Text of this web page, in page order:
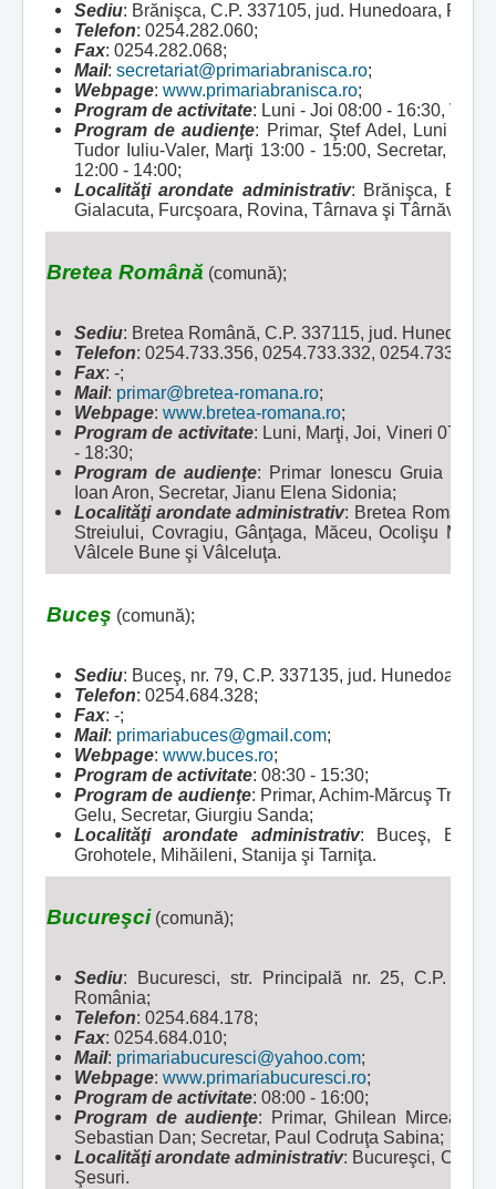
Sediu: Brănişca, C.P. 337105, jud. Hunedoara,
Telefon: 0254.282.060;
Fax: 0254.282.068;
Mail: secretariat@primariabranisca.ro;
Webpage: www.primariabranisca.ro;
Program de activitate: Luni - Joi 08:00 - 16:30,
Program de audienţe: Primar, Ştef Adel, Luni
Tudor Iuliu-Valer, Marţi 13:00 - 15:00, Secretar,
12:00 - 14:00;
Localităţi arondate administrativ: Brănişca, Boz,
Gialacuta, Furcşoara, Rovina, Târnava şi Târnăviţa.
Bretea Română (comună);
Sediu: Bretea Română, C.P. 337115, jud.
Telefon: 0254.733.356, 0254.733.332, 0254.733.352;
Fax: -;
Mail: primar@bretea-romana.ro;
Webpage: www.bretea-romana.ro;
Program de activitate: Luni, Marţi, Joi, Vineri 07:30
- 18:30;
Program de audienţe: Primar Ionescu Gruia
Ioan Aron, Secretar, Jianu Elena Sidonia;
Localităţi arondate administrativ: Bretea Română,
Streiului, Covragiu, Gânţaga, Măceu, Ocolişu
Vâlcele Bune şi Vâlceluţa.
Buceş (comună);
Sediu: Buceş, nr. 79, C.P. 337135, jud. Hunedoara,
Telefon: 0254.684.328;
Fax: -;
Mail: primariabuces@gmail.com;
Webpage: www.buces.ro;
Program de activitate: 08:30 - 15:30;
Program de audienţe: Primar, Achim-Mărcuş
Gelu, Secretar, Giurgiu Sanda;
Localităţi arondate administrativ:
Buceş,
Grohotele, Mihăileni, Stanija şi Tarniţa.
Bucureşci (comună);
Sediu: Bucuresci, str. Principală nr. 25, C.P.
România;
Telefon: 0254.684.178;
Fax: 0254.684.010;
Mail: primariabucuresci@yahoo.com;
Webpage: www.primariabucuresci.ro;
Program de activitate: 08:00 - 16:00;
Program de audienţe: Primar, Ghilean Mircea
Sebastian Dan; Secretar, Paul Codruţa Sabina;
Localităţi arondate administrativ: Bucureşci,
Şesuri.